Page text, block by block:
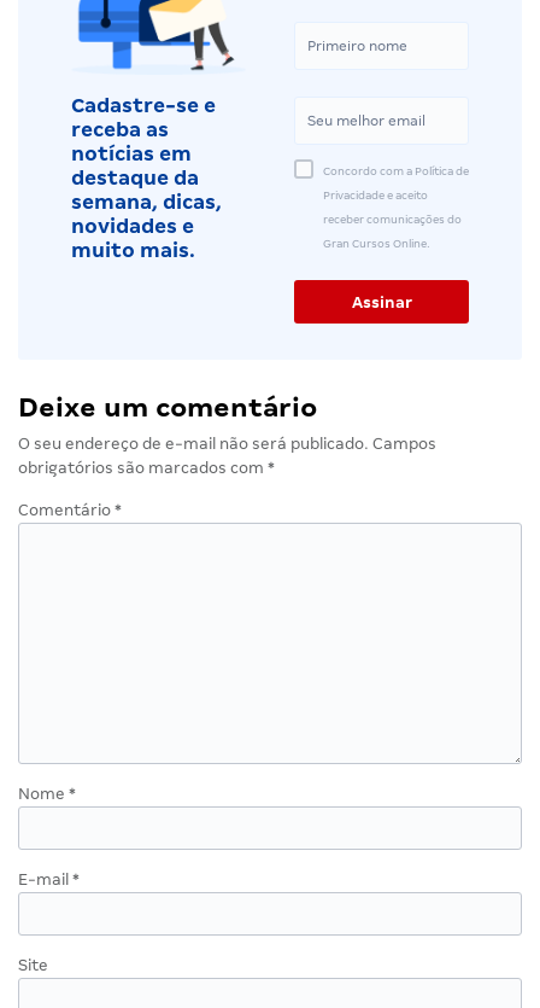
Cadastre-se e
receba as
notícias em
destaque da
semana, dicas,
novidades e
muito mais.
Concordo com a Política de
Privacidade e aceito
receber comunicações do
Gran Cursos Online.
Deixe um comentário
O seu endereço de e-mail não será publicado. Campos
obrigatórios são marcados com *
Comentário *
Nome *
E-mail *
Site